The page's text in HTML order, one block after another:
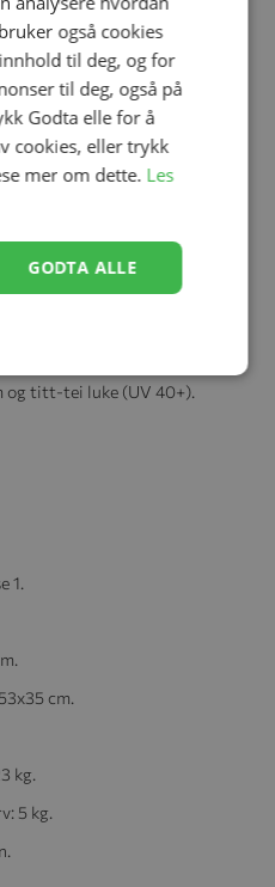
ukomplisert og kompakt. Med
til en behagelig
familien.
med god hvilestilling og en
23 kg gir Race lang brukstid.
å tilpasse trillerens høyde.
og titt-tei luke (UV 40+).
1.
cm.
kg.
5 kg.
også cookies
til deg, og for
til deg, også på
Godta elle for å
cookies, eller trykk
mer om dette. Les
GODTA ALLE